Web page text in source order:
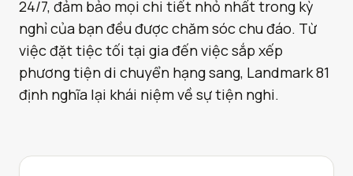
24/7, đảm bảo mọi chi tiết nhỏ nhất trong kỳ
nghỉ của bạn đều được chăm sóc chu đáo. Từ
việc đặt tiệc tối tại gia đến việc sắp xếp
phương tiện di chuyển hạng sang, Landmark 81
định nghĩa lại khái niệm về sự tiện nghi.